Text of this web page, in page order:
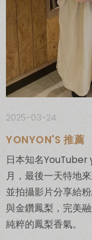
2025-03-24
YONYON'S 推薦
日本知名
月，最後一天特地
並拍攝影片分享給
與金鑽鳳梨，完美
純粹的鳳梨香氣。